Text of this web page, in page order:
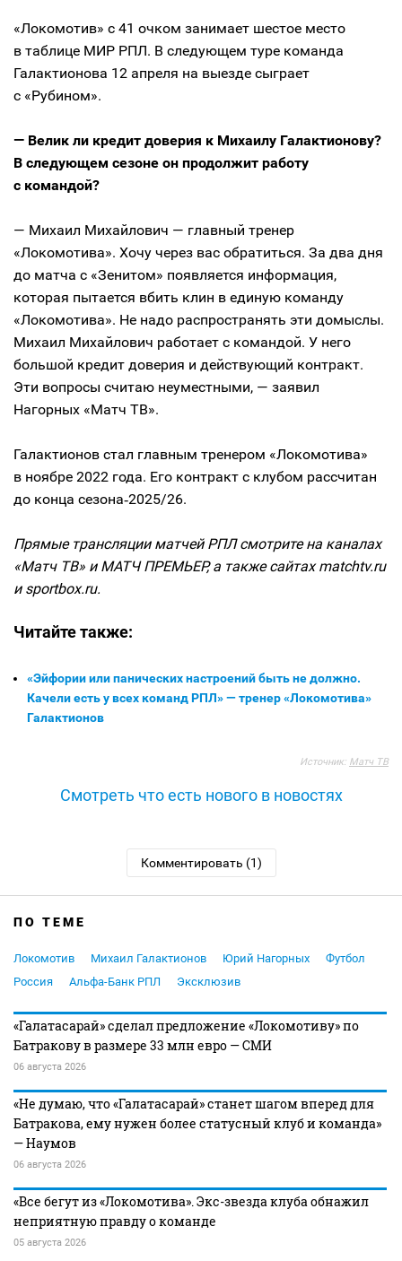
«Локомотив» с 41 очком занимает шестое место
в таблице МИР РПЛ. В следующем туре команда
Галактионова 12 апреля на выезде сыграет
с «Рубином».
— Велик ли кредит доверия к Михаилу Галактионову?
В следующем сезоне он продолжит работу
с командой?
— Михаил Михайлович — главный тренер
«Локомотива». Хочу через вас обратиться. За два дня
до матча с «Зенитом» появляется информация,
которая пытается вбить клин в единую команду
«Локомотива». Не надо распространять эти домыслы.
Михаил Михайлович работает с командой. У него
большой кредит доверия и действующий контракт.
Эти вопросы считаю неуместными, — заявил
Нагорных «Матч ТВ».
Галактионов стал главным тренером «Локомотива»
в ноябре 2022 года. Его контракт с клубом рассчитан
до конца сезона‑2025/26.
Прямые трансляции матчей РПЛ смотрите на каналах
«Матч ТВ» и МАТЧ ПРЕМЬЕР, а также сайтах matchtv.ru
и sportbox.ru.
Читайте также:
«Эйфории или панических настроений быть не должно.
Качели есть у всех команд РПЛ» — тренер «Локомотива»
Галактионов
Источник: Матч ТВ
Смотреть что есть нового в новостях
Комментировать (1)
ПО ТЕМЕ
Локомотив Михаил Галактионов Юрий Нагорных
Футбол
Россия
Альфа-Банк РПЛ Эксклюзив
«Галатасарай» сделал предложение «Локомотиву» по
Батракову в размере 33 млн евро — СМИ
06 августа 2026
«Не думаю, что «Галатасарай» станет шагом вперед для
Батракова, ему нужен более статусный клуб и команда»
— Наумов
06 августа 2026
«Все бегут из «Локомотива». Экс-звезда клуба обнажил
неприятную правду о команде
05 августа 2026